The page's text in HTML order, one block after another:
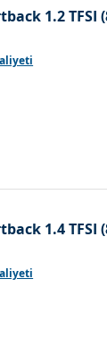
1.2 TFSI
1.4 TFSI